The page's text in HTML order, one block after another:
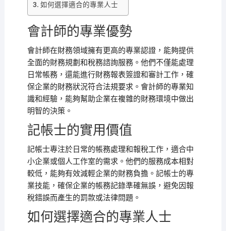
如何選擇適合的專業人士
會計師的專業優勢
會計師在財務領域擁有更高的專業認證，能夠提供
全面的財務規劃和稅務諮詢服務。他們不僅能處理
日常帳務，還能進行財務報表簽證和審計工作，確
保企業的財務狀況符合法規要求。會計師的專業知
識和經驗，能夠幫助企業在複雜的財務環境中做出
明智的決策。
記帳士的實用價值
記帳士專注於日常的帳務處理和報稅工作，適合中
小企業或個人工作室的需求。他們的服務成本相對
較低，能夠有效減輕企業的財務負擔。記帳士的專
業技能，確保企業的帳務記錄準確無誤，避免因報
稅錯誤而產生的罰款或法律問題。
如何選擇適合的專業人士